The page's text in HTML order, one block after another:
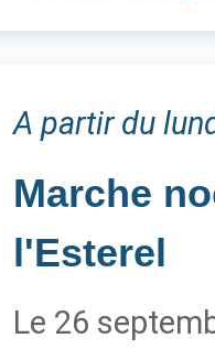
A partir du
Marche
l'Esterel
Le 26